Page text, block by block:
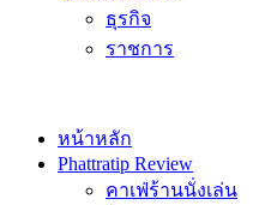
ธุรกิจ
ราชการ
หน้าหลัก
Phattratip Review
คาเฟ่ร้านนั่งเล่น